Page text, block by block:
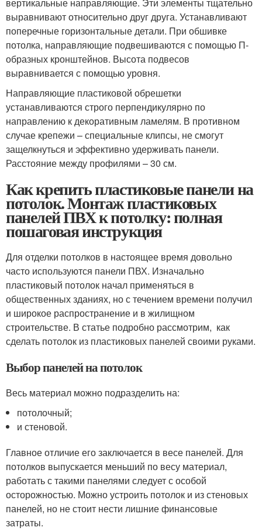
вертикальные направляющие. Эти элементы тщательно
выравнивают относительно друг друга. Устанавливают
поперечные горизонтальные детали. При обшивке
потолка, направляющие подвешиваются с помощью П-
образных кронштейнов. Высота подвесов
выравнивается с помощью уровня.
Направляющие пластиковой обрешетки
устанавливаются строго перпендикулярно по
направлению к декоративным ламелям. В противном
случае крепежи – специальные клипсы, не смогут
защелкнуться и эффективно удерживать панели.
Расстояние между профилями – 30 см.
Как крепить пластиковые панели на
потолок. Монтаж пластиковых
панелей ПВХ к потолку: полная
пошаговая инструкция
Для отделки потолков в настоящее время довольно
часто используются панели ПВХ. Изначально
пластиковый потолок начал применяться в
общественных зданиях, но с течением времени получил
и широкое распространение и в жилищном
строительстве. В статье подробно рассмотрим, как
сделать потолок из пластиковых панелей своими руками.
Выбор панелей на потолок
Весь материал можно подразделить на:
потолочный;
и стеновой.
Главное отличие его заключается в весе панелей. Для
потолков выпускается меньший по весу материал,
работать с такими панелями следует с особой
осторожностью. Можно устроить потолок и из стеновых
панелей, но не стоит нести лишние финансовые
затраты.